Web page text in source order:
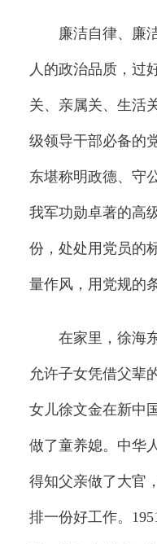
廉洁自律、廉洁
人的政治品质，过
关、亲属关、生活
级领导干部必备的
东堪称明政德、守
我军功勋卓著的高
份，处处用党员的
量作风，用党规的
在家里，徐海东
允许子女凭借父辈
女儿徐文金在新中
做了童养媳。中华
得知父亲做了大官
排一份好工作。